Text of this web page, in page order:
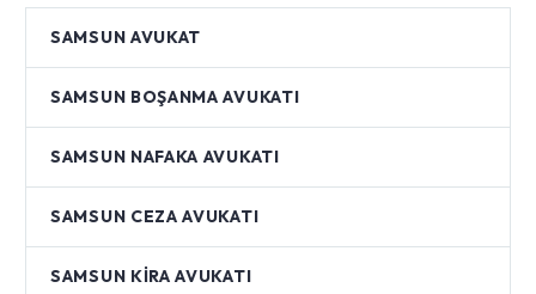
SAMSUN AVUKAT
SAMSUN BOŞANMA AVUKATI
SAMSUN NAFAKA AVUKATI
SAMSUN CEZA AVUKATI
SAMSUN KIRA AVUKATI